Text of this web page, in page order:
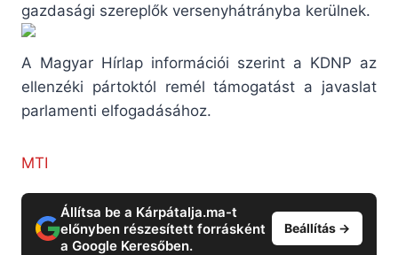
gazdasági szereplők versenyhátrányba kerülnek.
A Magyar Hírlap információi szerint a KDNP az
ellenzéki pártoktól remél támogatást a javaslat
parlamenti elfogadásához.
MTI
Állítsa be a Kárpátalja.ma-t
előnyben részesített forrásként
a Google Keresőben.
Beállítás →